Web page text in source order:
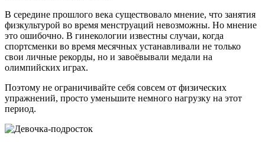
В середине прошлого века существовало мнение, что занятия
физкультурой во время менструаций невозможны. Но мнение
это ошибочно. В гинекологии известны случаи, когда
спортсменки во время месячных устанавливали не только
свои личные рекорды, но и завоёвывали медали на
олимпийских играх.
Поэтому не ограничивайте себя совсем от физических
упражнений, просто уменьшите немного нагрузку на этот
период.